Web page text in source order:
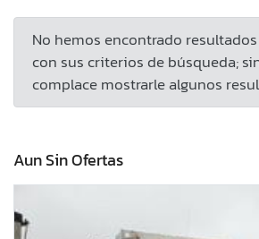
No hemos encontrado
con sus criterios de búsqueda;
complace mostrarle algunos
Aun Sin Ofertas